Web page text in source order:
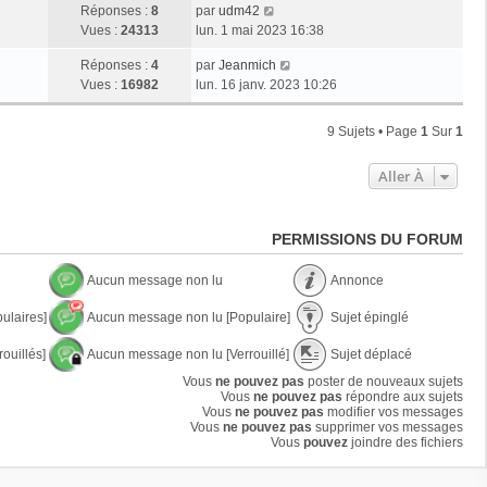
Réponses : 8
Vues : 24313
par udm42
lun. 1 mai 2023 16:38
Réponses : 4
Vues : 16982
par Jeanmich
lun. 16 janv. 2023 10:26
9 Sujets • Page 1 Sur 1
Aller À
PERMISSIONS DU FORUM
u
u
Aucun message non lu
u
s
Aucun message non lu [Populaire]
e
Aucun message non lu [Verrouillé]
n
o
c
e
Annonce
u
e
t
é
p
i
n
Sujet épinglé
S
u
j
e
t
é
Sujet déplacé
Vous ne pouvez pas poster de nouveaux sujets
Vous ne pouvez pas répondre aux sujets
Vous ne pouvez pas modifier vos messages
Vous ne pouvez pas supprimer vos messages
Vous pouvez joindre des fichiers